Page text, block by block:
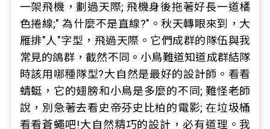
一架飛機，劃過天際; 飛機身後拖著好長一道橘
色捲線;" 為什麼不是直線?"。秋天轉眼來到，大
雁排"人"字型，飛過天際。它們成群的隊伍與我
常見的鴿群，截然不同。小鳥難道知道成群結隊
時該用哪種隊型?大自然是最好的設計師。看看
蜻蜓，它的翅膀和小鳥是多麼的不同; 難怪老師
說，別急著去看史帝芬史比柏的電影; 在垃圾桶
看看蒼蠅吧!大自然精巧的設計，必有道理。我